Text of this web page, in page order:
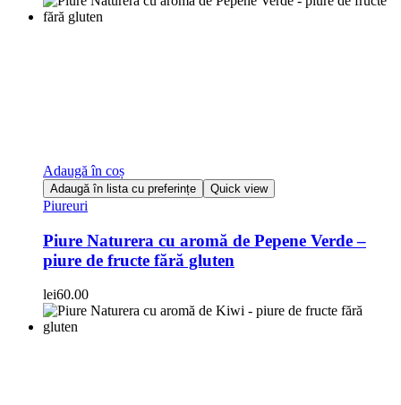
Adaugă în coș
Adaugă în lista cu preferințe Quick view
Piureuri
Piure Naturera cu aromă de Pepene Verde –
piure de fructe fără gluten
lei60.00